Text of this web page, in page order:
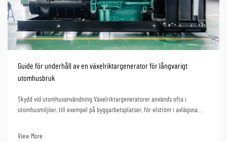
Guide för underhåll av en växelriktargenerator för långvarigt
utomhusbruk
Skydd vid utomhusanvändning Växelriktargeneratorer används ofta i
utomhusmiljöer, till exempel på byggarbetsplatser, för elström i avlägsna
View More